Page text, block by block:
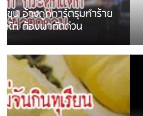
ชาวเน็ตสวดยับ! พบพม่าเร่ข
หน้าพ่อขุนฯ พอไม่ซื้อเดินตาม